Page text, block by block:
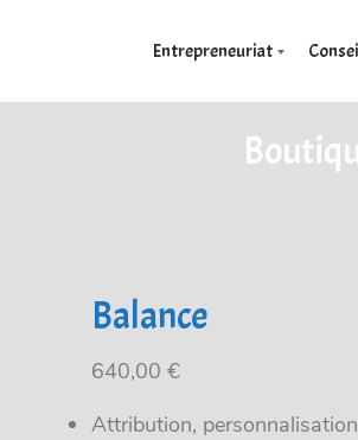
Entrepreneuriat
Balance
640,00 €
Attribution,